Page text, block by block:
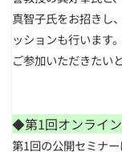
真智子氏をお招きし
ッションも行います
ご参加いただきたい
◆第1回オンライ
第1回の公開セミナ